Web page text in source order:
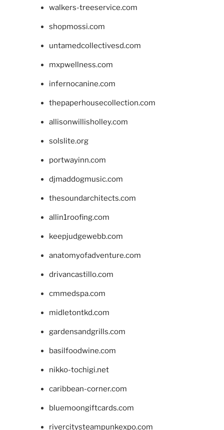
walkers-treeservice.com
shopmossi.com
untamedcollectivesd.com
mxpwellness.com
infernocanine.com
thepaperhousecollection.com
allisonwillisholley.com
solslite.org
portwayinn.com
djmaddogmusic.com
thesoundarchitects.com
allin1roofing.com
keepjudgewebb.com
anatomyofadventure.com
drivancastillo.com
cmmedspa.com
midletontkd.com
gardensandgrills.com
basilfoodwine.com
nikko-tochigi.net
caribbean-corner.com
bluemoongiftcards.com
rivercitysteampunkexpo.com